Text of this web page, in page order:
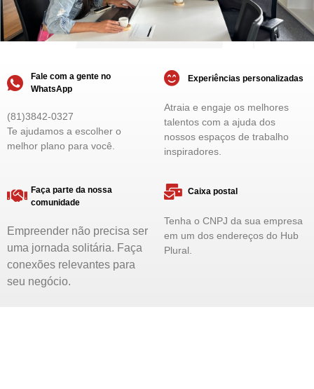
Fale com a gente no
WhatsApp
(81)3842-0327
Te ajudamos a escolher o
melhor plano para você.
Experiências personalizadas
Atraia e engaje os melhores
talentos com a ajuda dos
nossos espaços de trabalho
inspiradores.
Faça parte da nossa
comunidade
Empreender não precisa ser
uma jornada solitária. Faça
conexões relevantes para
seu negócio.
Caixa postal
Tenha o CNPJ da sua empresa
em um dos endereços do Hub
Plural.